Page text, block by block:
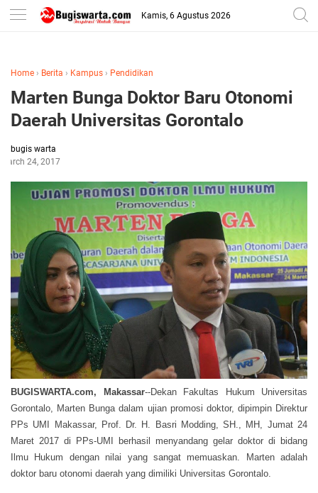
-->
Kamis, 6 Agustus 2026
Home › Berita › Kampus › Pendidikan
Marten Bunga Doktor Baru Otonomi
Daerah Universitas Gorontalo
bugis warta
March 24, 2017
BUGISWARTA.com, Makassar--Dekan Fakultas Hukum Universitas
Gorontalo, Marten Bunga dalam ujian promosi doktor, dipimpin Direktur
PPs UMI Makassar, Prof. Dr. H. Basri Modding, SH., MH, Jumat 24
Maret 2017 di PPs-UMI berhasil menyandang gelar doktor di bidang
Ilmu Hukum dengan nilai yang sangat memuaskan. Marten adalah
doktor baru otonomi daerah yang dimiliki Universitas Gorontalo.